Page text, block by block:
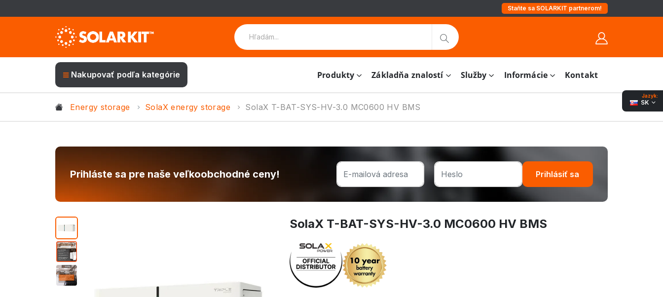
Staňte sa SOLARKIT partnerom!
Jazyk:
SK
Nakupovať podľa kategórie Produkty Základňa znalostí Služby Informácie Kontakt
Energy storage SolaX energy storage SolaX T-BAT-SYS-HV-3.0 MC0600 HV BMS
Prihláste sa pre naše veľkoobchodné ceny! Prihlásiť sa
SolaX T-BAT-SYS-HV-3.0 MC0600 HV BMS